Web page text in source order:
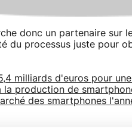
donc un partenaire sur
du processus juste pour
milliards d'euros pour
la production de
des smartphones